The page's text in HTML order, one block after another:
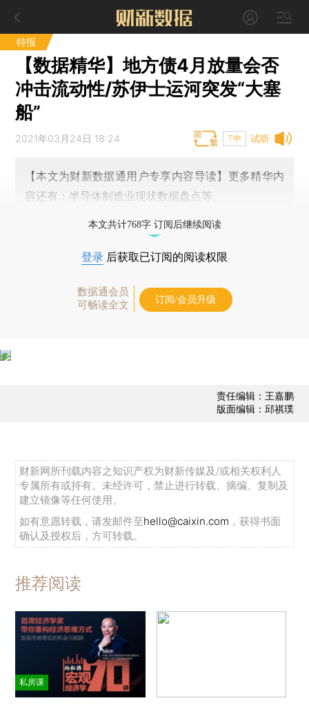
特报
【数据精华】地方债4月放量会否
冲击流动性/苏伊士运河突发“大塞
船”
试听
2021年03月24日 18:24 T中
【本文为财新数据通用户专享内容导读】更多精华内
容还有：半导体制造业现状数据盘点等
本文共计768字 订阅后继续阅读
登录 后获取已订阅的阅读权限
数据通会员
可畅读全文
订阅/会员升级
责任编辑：王嘉鹏
版面编辑：邱祺璞
财新网所刊载内容之知识产权为财新传媒及/或相关权利人
专属所有或持有。未经许可，禁止进行转载、摘编、复制及
建立镜像等任何使用。
如有意愿转载，请发邮件至hello@caixin.com ，获得书面
确认及授权后，方可转载。
推荐阅读
私房课